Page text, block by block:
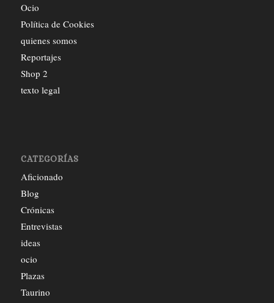
Ocio
Política de Cookies
quienes somos
Reportajes
Shop 2
texto legal
CATEGORÍAS
Aficionado
Blog
Crónicas
Entrevistas
ideas
ocio
Plazas
Taurino